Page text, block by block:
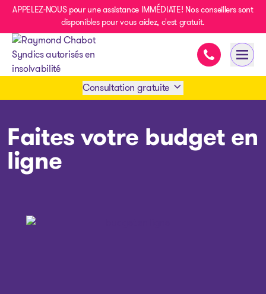
APPELEZ-NOUS pour une assistance IMMÉDIATE! Nos conseillers sont
disponibles pour vous aidez, c'est gratuit.
Assistance
Consultation gratuite
Faites votre budget en
ligne